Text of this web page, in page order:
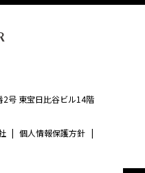
| 個人情報保護方針 |
号 東宝日比谷ビル14階